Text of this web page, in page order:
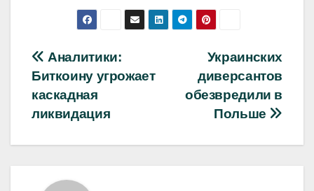
Навигация
по
записям
Украинских
диверсантов
обезвредили в
Польше
Аналитики:
Биткоину угрожает
каскадная
ликвидация